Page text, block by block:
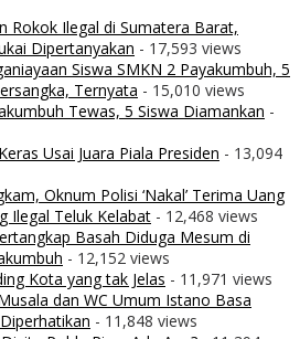
Rokok Ilegal di Sumatera Barat,
Dipertanyakan - 17,593 views
Siswa SMKN 2 Payakumbuh, 5
Ternyata - 15,010 views
Tewas, 5 Siswa Diamankan -
Usai Juara Piala Presiden - 13,094
Oknum Polisi ‘Nakal’ Terima Uang
Ilegal Teluk Kelabat - 12,468 views
Basah Diduga Mesum di
- 12,152 views
Kota yang tak Jelas - 11,971 views
dan WC Umum Istano Basa
- 11,848 views